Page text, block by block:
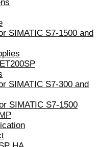
SIMATIC S7-1500 and
SIMATIC S7-300 and
SIMATIC S7-1500